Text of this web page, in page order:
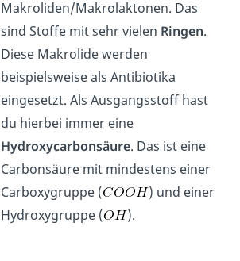
Makroliden/Makrolaktonen. Das
sind Stoffe mit sehr vielen Ringen.
Diese Makrolide werden
beispielsweise als Antibiotika
eingesetzt. Als Ausgangsstoff hast
du hierbei immer eine
Hydroxycarbonsäure. Das ist eine
Carbonsäure mit mindestens einer
Carboxygruppe (
) und einer
Hydroxygruppe (
).